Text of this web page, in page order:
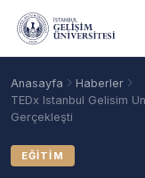
Ana içeriğe geç
Anasayfa
Haberler
TEDx Istanbul Gelisim
Gerçekleşti
EĞITIM